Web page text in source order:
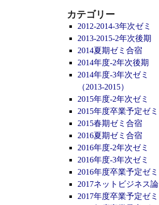
カテゴリー
2012-2014-3年次ゼミ
2013-2015-2年次後期
2014夏期ゼミ合宿
2014年度-2年次後期
2014年度-3年次ゼミ
（2013-2015）
2015年度-2年次ゼミ
2015年度卒業予定ゼミ
2015春期ゼミ合宿
2016夏期ゼミ合宿
2016年度-2年次ゼミ
2016年度-3年次ゼミ
2016年度卒業予定ゼミ
2017ネットビジネス論
2017年度卒業予定ゼミ